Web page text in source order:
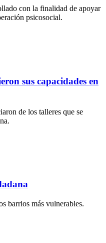
con la finalidad de apoyar
psicosocial.
sus capacidades en
de los talleres que se
barrios más vulnerables.